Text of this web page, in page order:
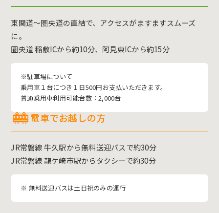
東関道〜圏央道の直結で、アクセスがますますスムーズ
に。
圏央道 稲敷ICから約10分、阿見東ICから約15分
※駐車場について
乗用車１台につき１日500円お支払いただきます。
普通乗用車利用可能台数：2,000台
電車でお越しの方
JR常磐線 牛久駅から無料送迎バスで約30分
JR常磐線 龍ケ崎市駅からタクシーで約30分
※ 無料送迎バスは土日祝のみの運行